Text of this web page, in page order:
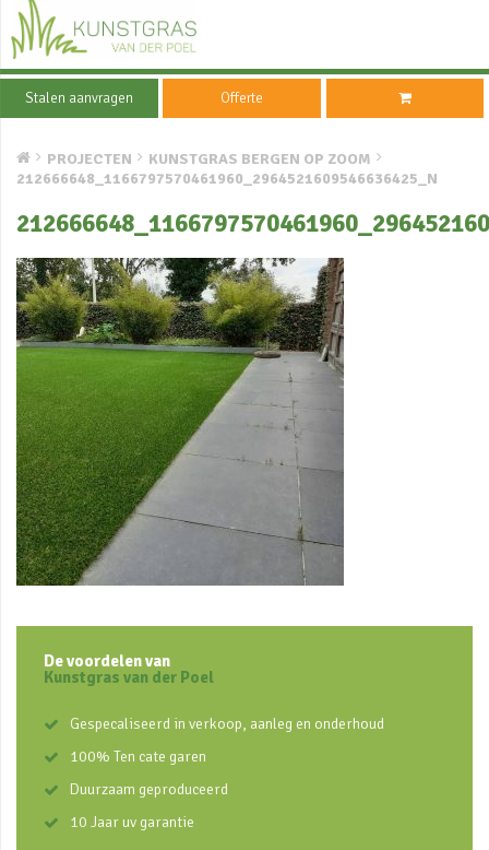
Stalen aanvragen Offerte
PROJECTEN
KUNSTGRAS BERGEN OP ZOOM
212666648_1166797570461960_2964521609546636425_N
De voordelen van
Kunstgras van der Poel
Gespecaliseerd in verkoop, aanleg en onderhoud
100% Ten cate garen
Duurzaam geproduceerd
10 Jaar uv garantie